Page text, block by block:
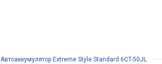
Автоаккумулятор Extreme Style Standard 6CT-50JL